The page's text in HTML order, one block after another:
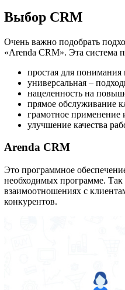
Выбор CRM
Очень важно подобрать
«Arenda CRM». Эта система
простая для
универсальная –
нацеленность на
прямое обслуживание
грамотное применение
улучшение качества
Arenda CRM
Это программное
необходимых программе. Так
взаимоотношениях с
конкурентов.